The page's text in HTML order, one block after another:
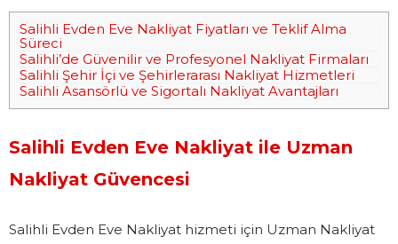
Salihli Evden Eve Nakliyat Fiyatları ve Teklif Alma
Süreci
Salihli’de Güvenilir ve Profesyonel Nakliyat Firmaları
Salihli Şehir İçi ve Şehirlerarası Nakliyat Hizmetleri
Salihli Asansörlü ve Sigortalı Nakliyat Avantajları
Salihli Evden Eve Nakliyat ile Uzman
Nakliyat Güvencesi
Salihli Evden Eve Nakliyat hizmeti için Uzman Nakliyat